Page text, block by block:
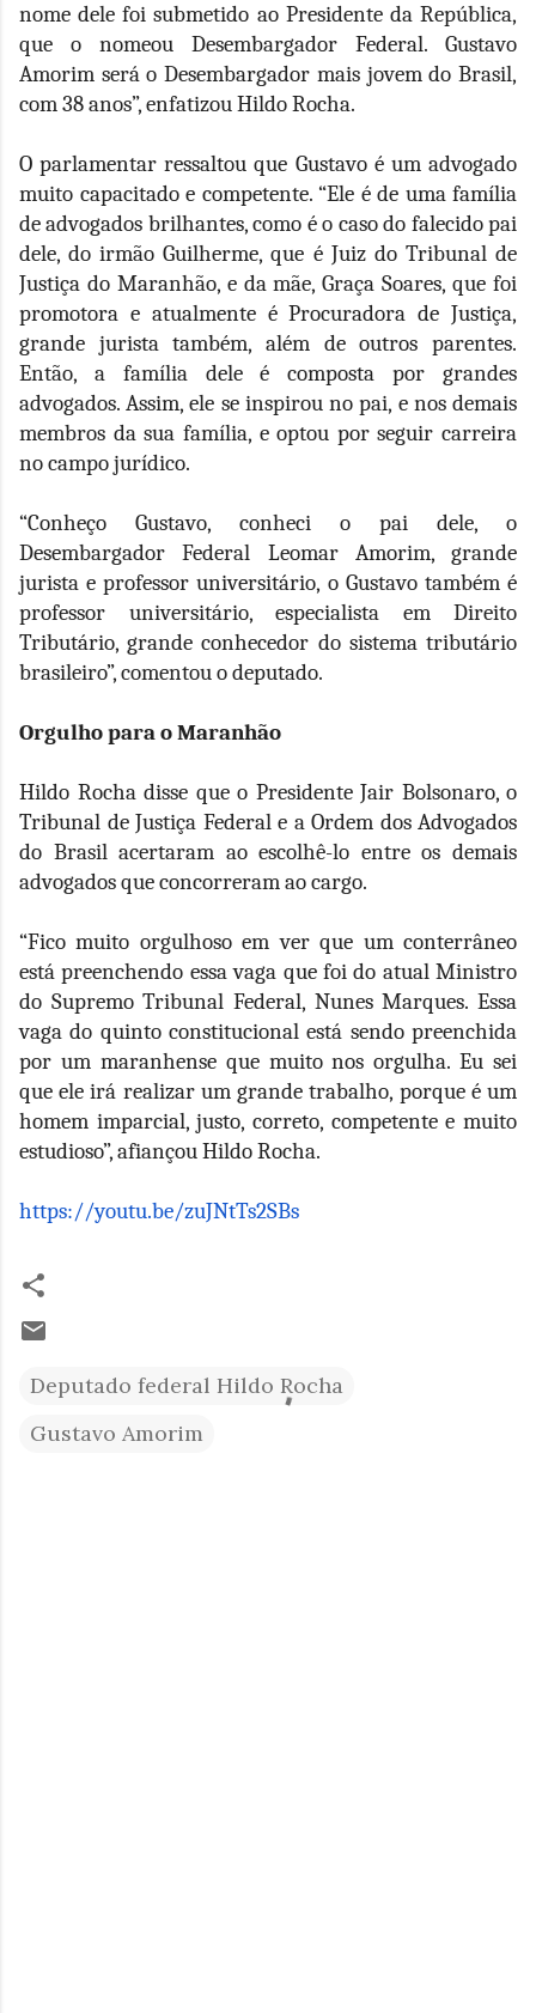
nome dele foi submetido ao Presidente da República,
que o nomeou Desembargador Federal. Gustavo
Amorim será o Desembargador mais jovem do Brasil,
com 38 anos”, enfatizou Hildo Rocha.
O parlamentar ressaltou que Gustavo é um advogado
muito capacitado e competente. “Ele é de uma família
de advogados brilhantes, como é o caso do falecido pai
dele, do irmão Guilherme, que é Juiz do Tribunal de
Justiça do Maranhão, e da mãe, Graça Soares, que foi
promotora e atualmente é Procuradora de Justiça,
grande jurista também, além de outros parentes.
Então, a família dele é composta por grandes
advogados. Assim, ele se inspirou no pai, e nos demais
membros da sua família, e optou por seguir carreira
no campo jurídico.
“Conheço Gustavo, conheci o pai dele, o
Desembargador Federal Leomar Amorim, grande
jurista e professor universitário, o Gustavo também é
professor universitário, especialista em Direito
Tributário, grande conhecedor do sistema tributário
brasileiro”, comentou o deputado.
Orgulho para o Maranhão
Hildo Rocha disse que o Presidente Jair Bolsonaro, o
Tribunal de Justiça Federal e a Ordem dos Advogados
do Brasil acertaram ao escolhê-lo entre os demais
advogados que concorreram ao cargo.
“Fico muito orgulhoso em ver que um conterrâneo
está preenchendo essa vaga que foi do atual Ministro
do Supremo Tribunal Federal, Nunes Marques. Essa
vaga do quinto constitucional está sendo preenchida
por um maranhense que muito nos orgulha. Eu sei
que ele irá realizar um grande trabalho, porque é um
homem imparcial, justo, correto, competente e muito
estudioso”, afiançou Hildo Rocha.
https://youtu.be/zuJNtTs2SBs
Deputado federal Hildo Rocha
Gustavo Amorim